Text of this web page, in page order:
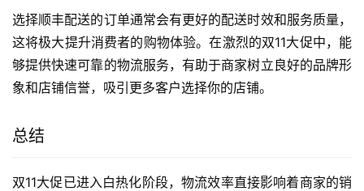
选择顺丰配送的订单通常会有更好的配送时效和服务质量，
这将极大提升消费者的购物体验。在激烈的双11大促中，能
够提供快速可靠的物流服务，有助于商家树立良好的品牌形
象和店铺信誉，吸引更多客户选择你的店铺。
总结
双11大促已进入白热化阶段，物流效率直接影响着商家的销